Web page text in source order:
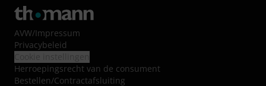
AVW/Impressum
Privacybeleid
Herroepingsrecht van de consument
Bestellen/Contractafsluiting